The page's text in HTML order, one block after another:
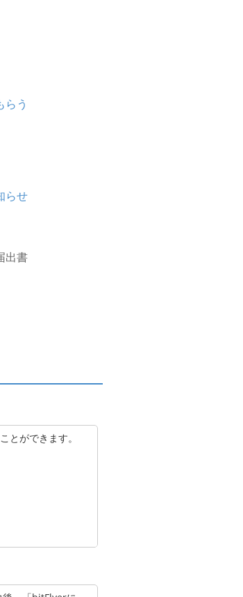
らう
らせ
出書
とができます。
は、受信設定ま